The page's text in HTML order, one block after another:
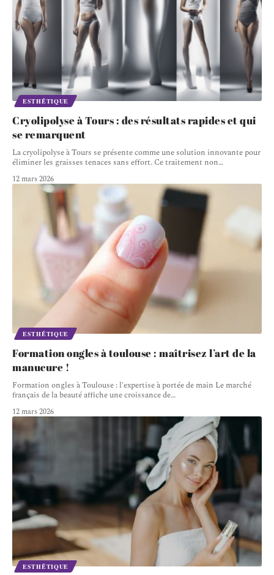
ESTHÉTIQUE
Cryolipolyse à Tours : des résultats rapides et qui
se remarquent
La cryolipolyse à Tours se présente comme une solution innovante pour
éliminer les graisses tenaces sans effort. Ce traitement non…
12 mars 2026
ESTHÉTIQUE
Formation ongles à toulouse : maîtrisez l’art de la
manucure !
Formation ongles à Toulouse : l'expertise à portée de main Le marché
français de la beauté affiche une croissance de…
12 mars 2026
ESTHÉTIQUE